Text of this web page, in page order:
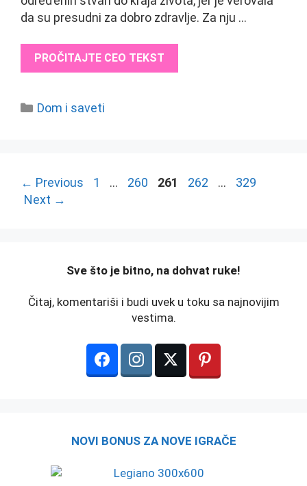
da su presudni za dobro zdravlje. Za nju …
PROČITAJTE CEO TEKST
Categories
Dom i saveti
← Previous Page
1 … Page
260 Page
261 Page
262 … Page
329
Next →
️Sve što je bitno, na dohvat ruke!
Čitaj, komentariši i budi uvek u toku sa najnovijim
vestima.
NOVI BONUS ZA NOVE IGRAČE